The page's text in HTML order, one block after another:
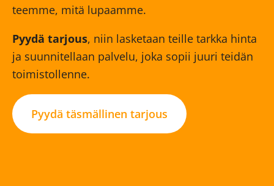
teemme, mitä lupaamme.
Pyydä tarjous, niin lasketaan teille tarkka hinta
ja suunnitellaan palvelu, joka sopii juuri teidän
toimistollenne.
Pyydä täsmällinen tarjous